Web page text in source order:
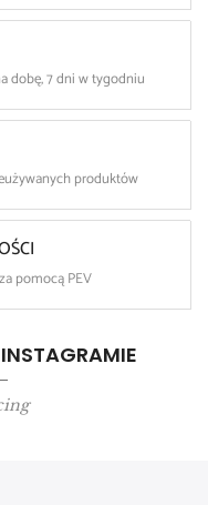
dobę, 7 dni w tygodniu
produktów
pomocą PEV